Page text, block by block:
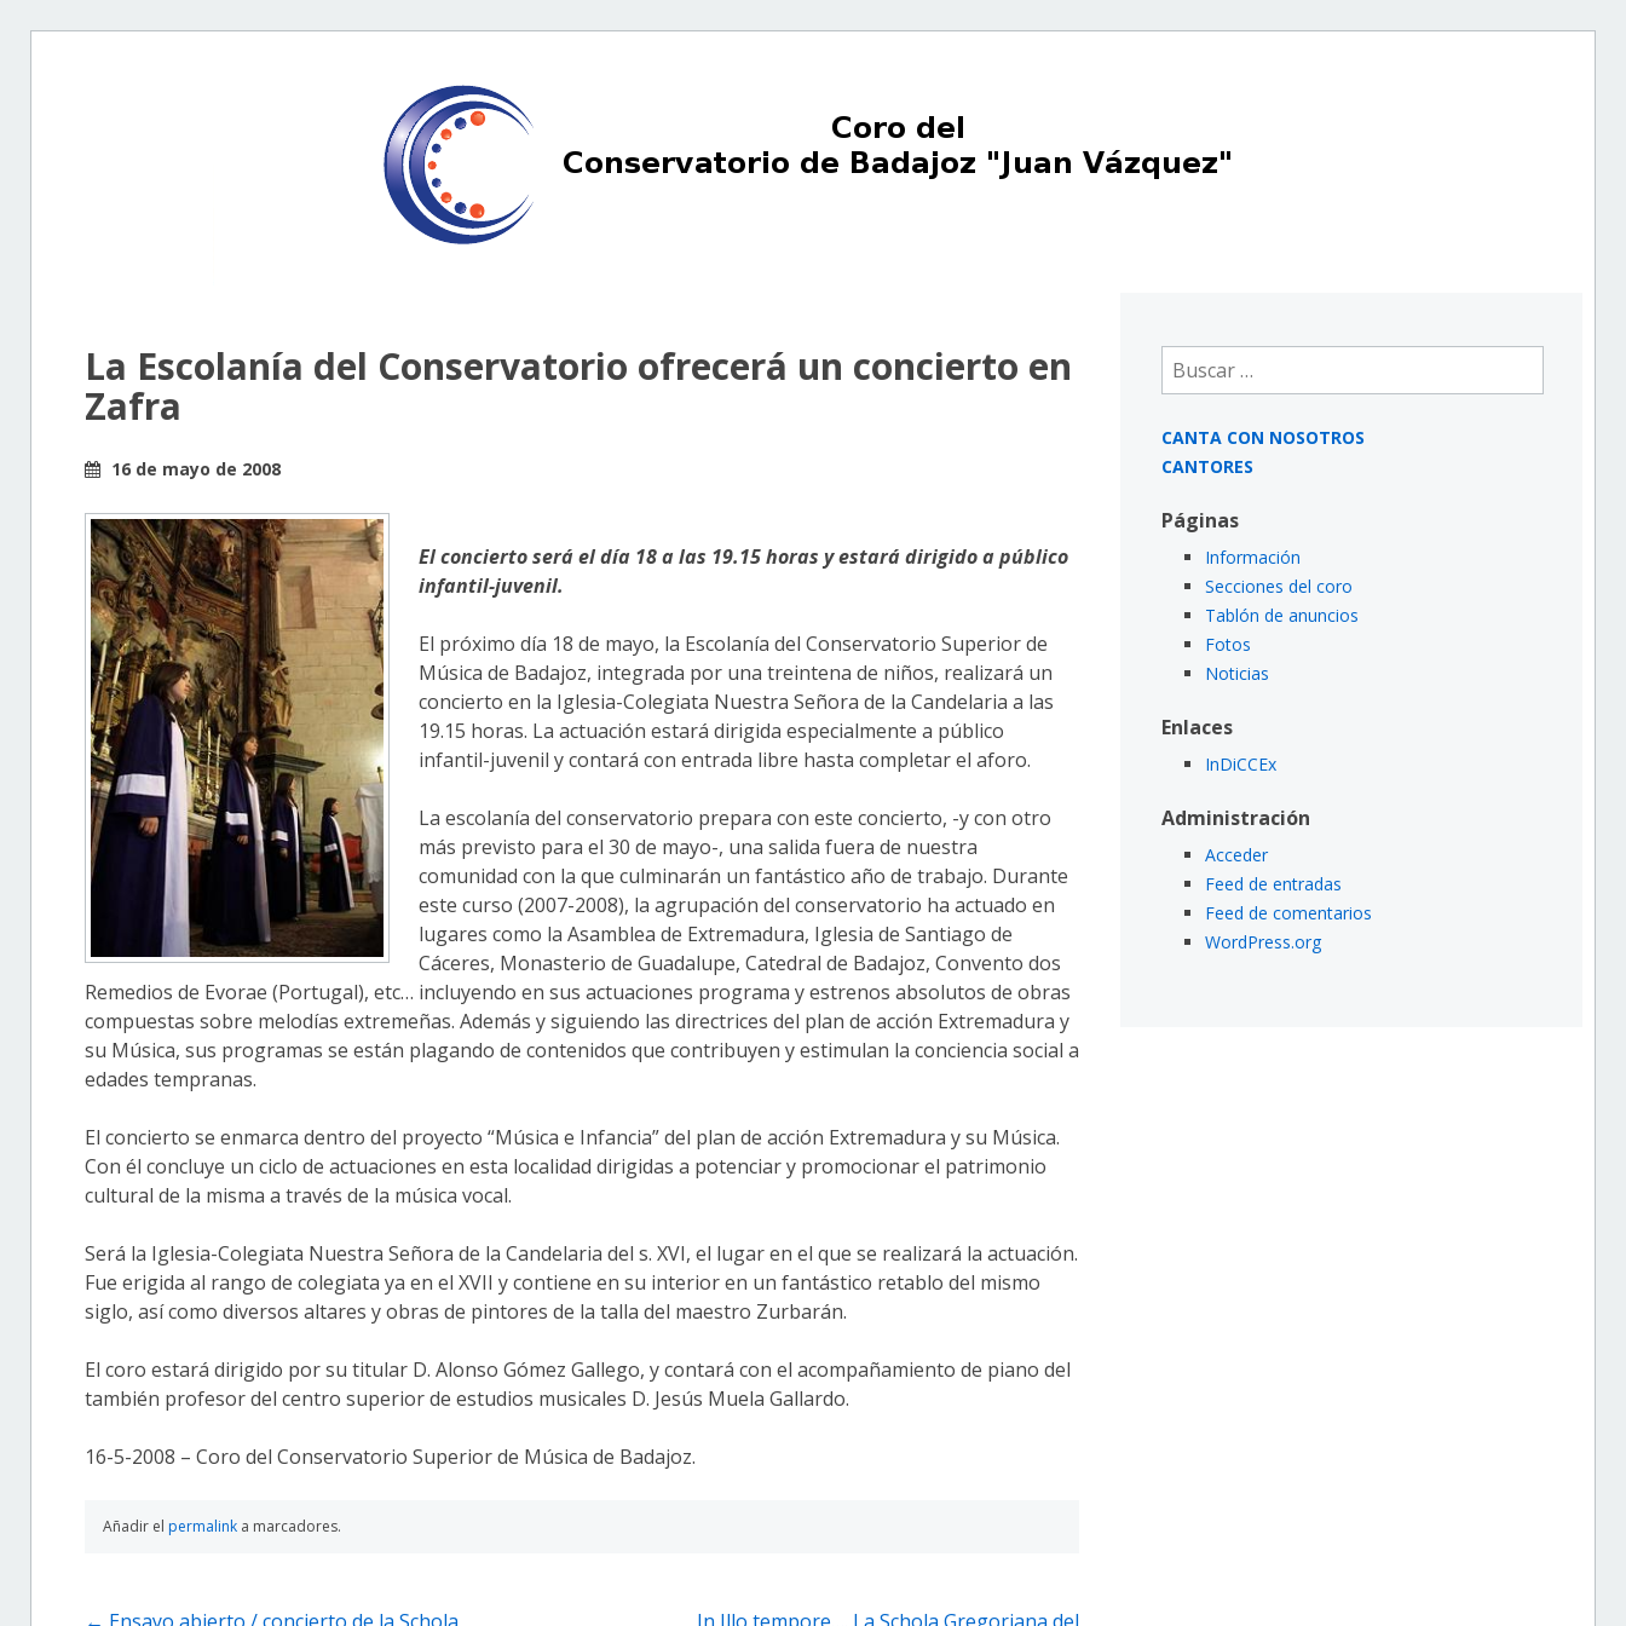
La Escolanía del Conservatorio ofrecerá un concierto en
Zafra
16 de mayo de 2008
El concierto será el día 18 a las 19.15 horas y estará dirigido a público
infantil-juvenil.
El próximo día 18 de mayo, la Escolanía del Conservatorio Superior de
Música de Badajoz, integrada por una treintena de niños, realizará un
concierto en la Iglesia-Colegiata Nuestra Señora de la Candelaria a las
19.15 horas. La actuación estará dirigida especialmente a público
infantil-juvenil y contará con entrada libre hasta completar el aforo.
La escolanía del conservatorio prepara con este concierto, -y con otro
más previsto para el 30 de mayo-, una salida fuera de nuestra
comunidad con la que culminarán un fantástico año de trabajo. Durante
este curso (2007-2008), la agrupación del conservatorio ha actuado en
lugares como la Asamblea de Extremadura, Iglesia de Santiago de
Cáceres, Monasterio de Guadalupe, Catedral de Badajoz, Convento dos
Remedios de Evorae (Portugal), etc… incluyendo en sus actuaciones programa y estrenos absolutos de obras
compuestas sobre melodías extremeñas. Además y siguiendo las directrices del plan de acción Extremadura y
su Música, sus programas se están plagando de contenidos que contribuyen y estimulan la conciencia social a
edades tempranas.
El concierto se enmarca dentro del proyecto “Música e Infancia” del plan de acción Extremadura y su Música.
Con él concluye un ciclo de actuaciones en esta localidad dirigidas a potenciar y promocionar el patrimonio
cultural de la misma a través de la música vocal.
Será la Iglesia-Colegiata Nuestra Señora de la Candelaria del s. XVI, el lugar en el que se realizará la actuación.
Fue erigida al rango de colegiata ya en el XVII y contiene en su interior en un fantástico retablo del mismo
siglo, así como diversos altares y obras de pintores de la talla del maestro Zurbarán.
El coro estará dirigido por su titular D. Alonso Gómez Gallego, y contará con el acompañamiento de piano del
también profesor del centro superior de estudios musicales D. Jesús Muela Gallardo.
16-5-2008 – Coro del Conservatorio Superior de Música de Badajoz.
Añadir el permalink a marcadores.
Buscar:
CANTA CON NOSOTROS
CANTORES
Páginas
Información
Secciones del coro
Tablón de anuncios
Fotos
Noticias
Enlaces
InDiCCEx
Administración
Acceder
Feed de entradas
Feed de comentarios
WordPress.org